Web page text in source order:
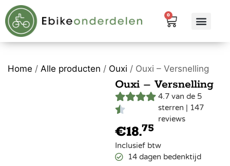
0
Home / Alle producten / Ouxi / Ouxi – Versnelling
Ouxi – Versnelling
4.7 van de 5
sterren | 147
reviews
€18.75
Inclusief btw
14 dagen bedenktijd